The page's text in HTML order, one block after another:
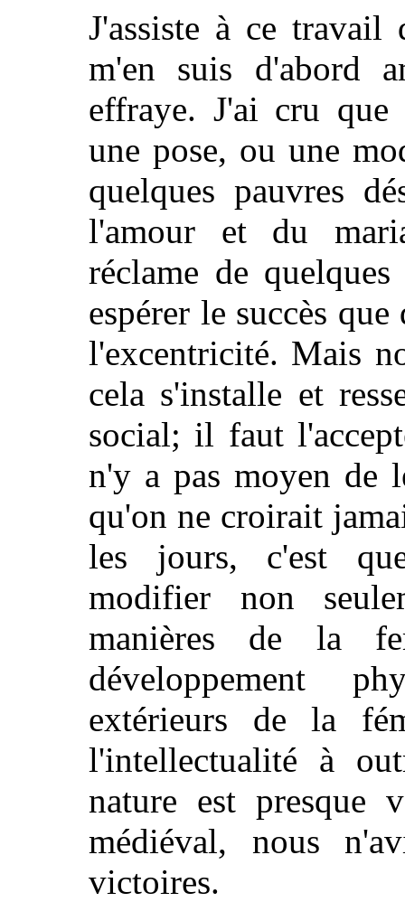
J'assiste à ce travail
m'en suis d'abord
effraye. J'ai cru que
une pose, ou une
quelques pauvres
l'amour et du
réclame de
espérer le succès
l'excentricité. Mais
cela s'installe et
social; il faut
n'y a pas moyen de
qu'on ne croirait
les jours, c'est
modifier non
manières de la
développement
extérieurs de la
l'intellectualité à
nature est presque
médiéval, nous
victoires.